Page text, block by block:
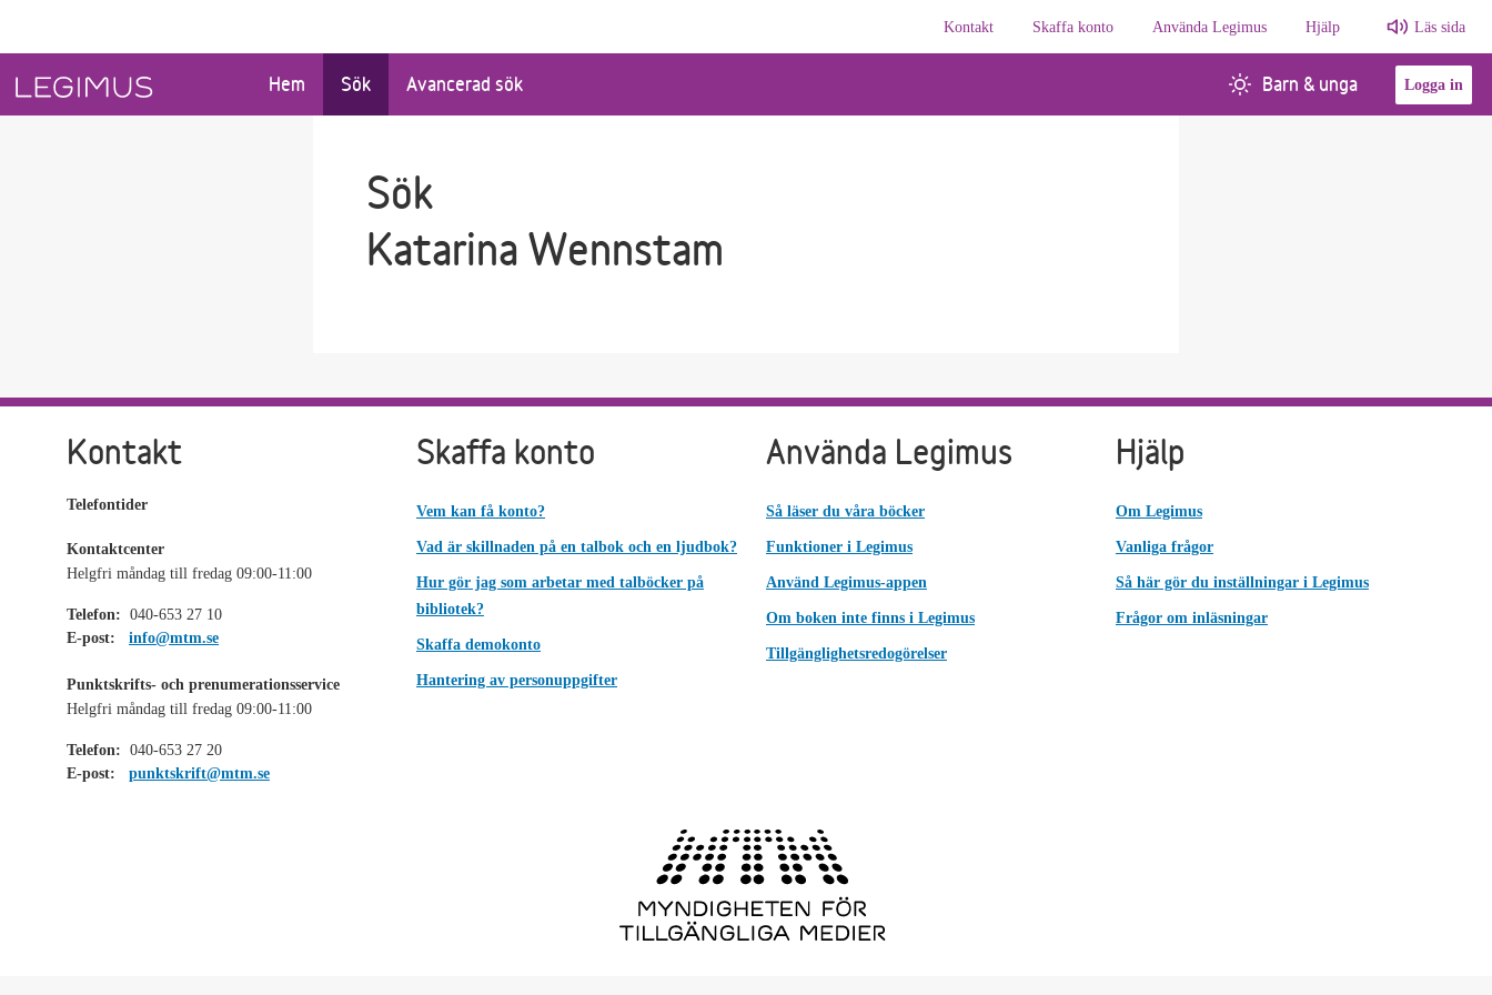
Kontakt
Skaffa konto Använda Legimus Hjälp Läs sida
Hem Sök Avancerad sök Barn & unga Logga in
Sök
Katarina Wennstam
Kontakt
Telefontider
Kontaktcenter
Helgfri måndag till fredag 09:00-11:00
Telefon: 040-653 27 10
E-post:
info@mtm.se
Punktskrifts- och prenumerationsservice
Helgfri måndag till fredag 09:00-11:00
Telefon: 040-653 27 20
E-post:
punktskrift@mtm.se
Skaffa konto
Vem kan få konto?
Vad är skillnaden på en talbok och en ljudbok?
Hur gör jag som arbetar med talböcker på
bibliotek?
Skaffa demokonto
Hantering av personuppgifter
Använda Legimus
Så läser du våra böcker
Funktioner i Legimus
Använd Legimus-appen
Om boken inte finns i Legimus
Tillgänglighetsredogörelser
Hjälp
Om Legimus
Vanliga frågor
Så här gör du inställningar i Legimus
Frågor om inläsningar